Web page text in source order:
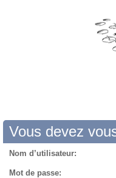
Vous devez
Nom d’utilisateur:
Mot de passe: